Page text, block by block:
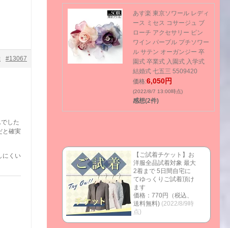
#13067
した
と確実
にくい
あす楽 東京ソワール レディ
ース ミセス コサージュ ブ
ローチ アクセサリー ピン
ワイン パープル プチソワー
ル サテン オーガンジー 卒
園式 卒業式 入園式 入学式
結婚式 七五三 5509420
価格:6,050円
(2022/8/7 13:00時点)
感想(2件)
【ご試着チケット】お
洋服全品試着対象 最大
2着まで 5日間自宅に
てゆっくりご試着頂け
ます
価格：770円（税込、
送料無料) (2022/8/9時
点)